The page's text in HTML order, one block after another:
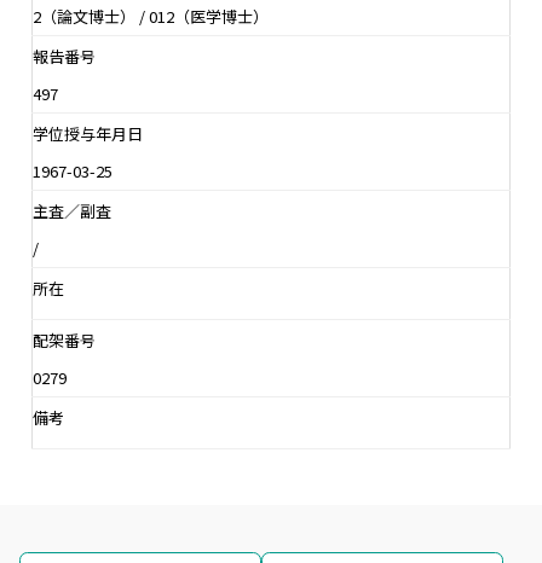
2（論文博士） / 012（医学博士）
報告番号
497
学位授与年月日
1967-03-25
主査／副査
/
所在
配架番号
0279
備考